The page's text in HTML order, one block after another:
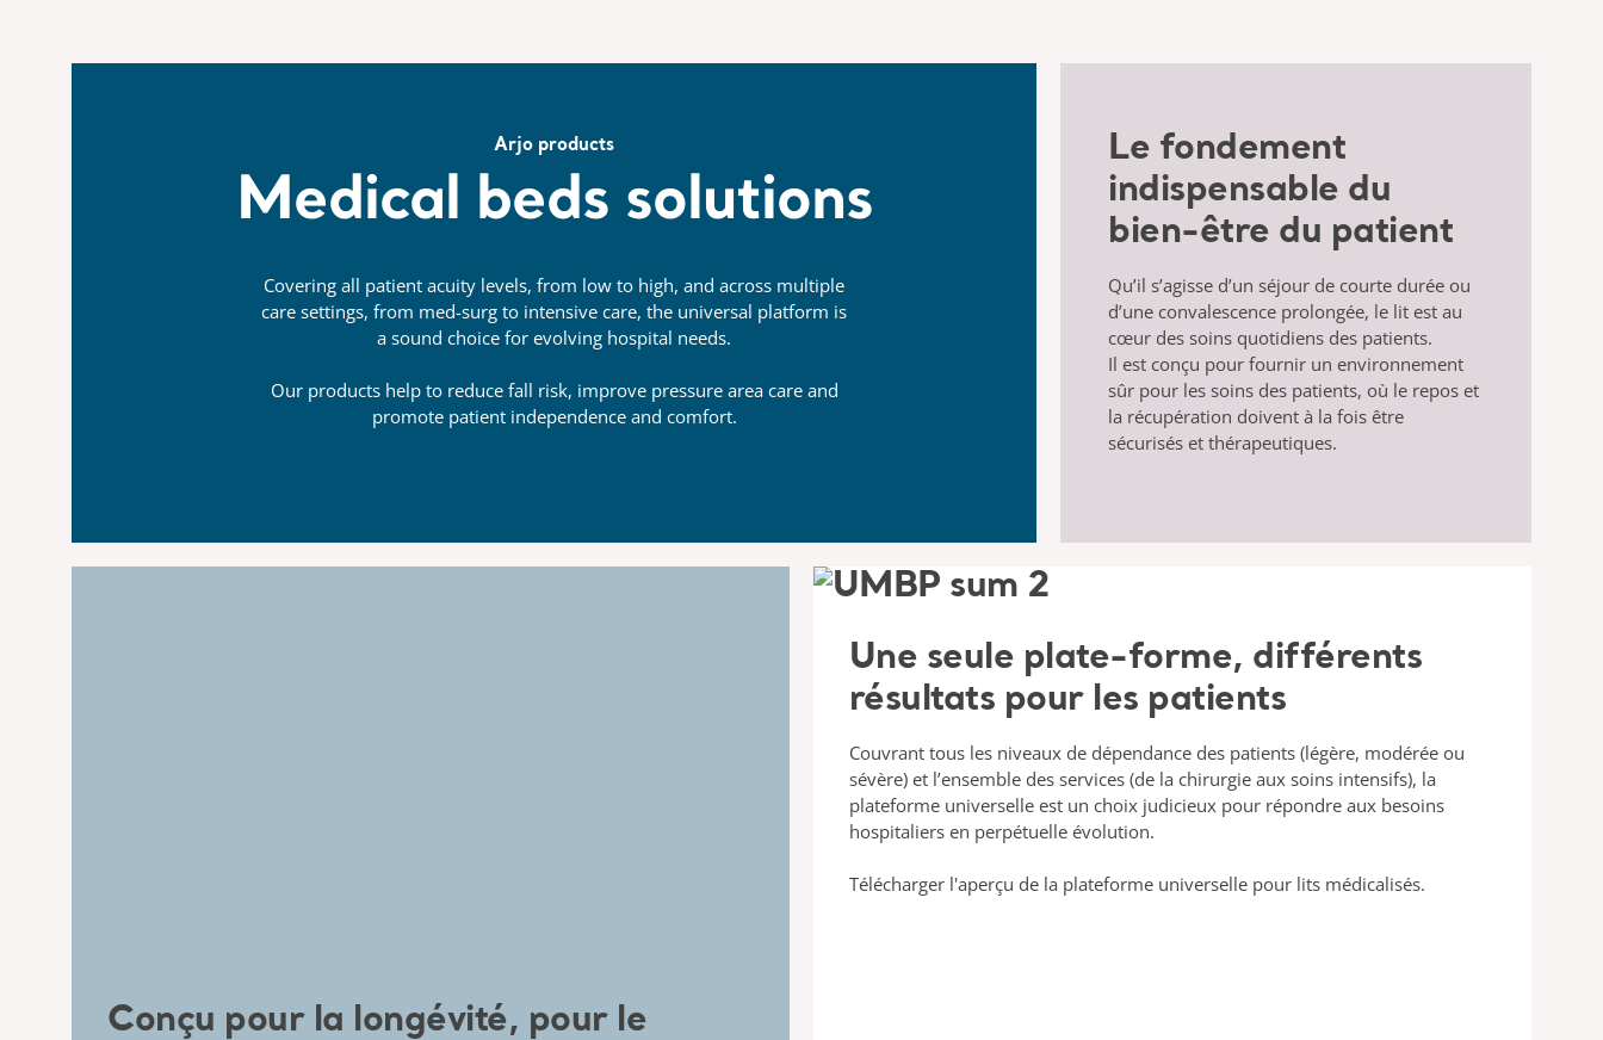
Arjo products
Medical beds solutions
Covering all patient acuity levels, from low to high, and across multiple
care settings, from med-surg to intensive care, the universal platform is
a sound choice for evolving hospital needs.
Our products help to reduce fall risk, improve pressure area care and
promote patient independence and comfort.
Le fondement
indispensable du
bien-être du patient
Qu’il s’agisse d’un séjour de courte durée ou
d’une convalescence prolongée, le lit est au
cœur des soins quotidiens des patients.
Il est conçu pour fournir un environnement
sûr pour les soins des patients, où le repos et
la récupération doivent à la fois être
sécurisés et thérapeutiques.
Conçu pour la longévité, pour le
Une seule plate-forme, différents
résultats pour les patients
Couvrant tous les niveaux de dépendance des patients (légère, modérée ou
sévère) et l’ensemble des services (de la chirurgie aux soins intensifs), la
plateforme universelle est un choix judicieux pour répondre aux besoins
hospitaliers en perpétuelle évolution.
Télécharger l'aperçu de la plateforme universelle pour lits médicalisés.